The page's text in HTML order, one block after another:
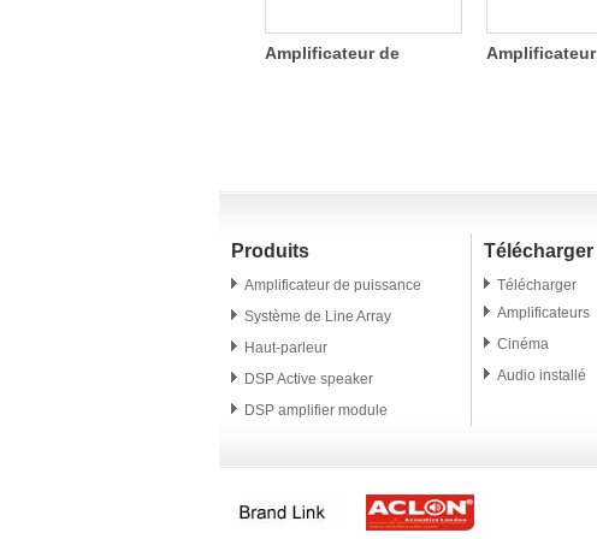
Amplificateur de
Amplificateur
Produits
Amplificateur de puissance
Système de Line Array
Haut-parleur
DSP Active speaker
DSP amplifier module
Accessoire
Télécharger
Télécharger
Amplificateurs
Cinéma
Audio installé